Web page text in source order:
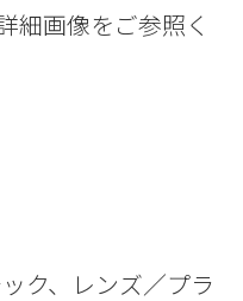
細画像をご参照く
ク、レンズ／プラ